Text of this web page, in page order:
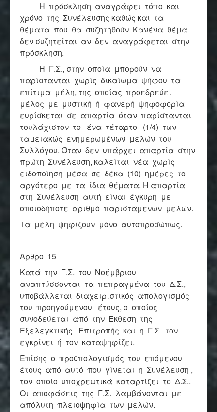
Η πρόσκληση αναγράφει τόπο και
χρόνο της Συνέλευσης καθώς και τα
θέματα που θα συζητηθούν. Κανένα θέμα
δεν συζητείται αν δεν αναγράφεται στην
πρόσκληση.
Η Γ.Σ., στην οποία μπορούν να
παρίστανται χωρίς δικαίωμα ψήφου τα
επίτιμα μέλη, της οποίας προεδρεύει
μέλος με μυστική ή φανερή ψηφοφορία
ευρίσκεται σε απαρτία όταν παρίστανται
τουλάχιστον το ένα τέταρτο (1/4) των
ταμειακώς ενημερωμένων μελών του
Συλλόγου. Όταν δεν υπάρχει απαρτία στην
πρώτη Συνέλευση, καλείται νέα χωρίς
ειδοποίηση μέσα σε δέκα (10) ημέρες το
αργότερο με τα ίδια θέματα. Η απαρτία
στη Συνέλευση αυτή είναι έγκυρη με
οποιοδήποτε αριθμό παριστάμενων μελών.
Τα μέλη ψηφίζουν μόνο αυτοπροσώπως.
Άρθρο 15
Κατά την Γ.Σ. του Νοέμβριου
αναπτύσσονται τα πεπραγμένα του Δ.Σ.,
υποβάλλεται διαχειριστικός απολογισμός
του προηγούμενου έτους, ο οποίος
συνοδεύεται από την Έκθεση της
Εξελεγκτικής Επιτροπής και η Γ.Σ. τον
εγκρίνει ή τον καταψηφίζει.
Επίσης ο προϋπολογισμός του επόμενου
έτους από αυτό που γίνεται η Συνέλευση ,
τον οποίο υποχρεωτικά καταρτίζει το Δ.Σ..
Οι αποφάσεις της Γ.Σ. λαμβάνονται με
απόλυτη πλειοψηφία των μελών.